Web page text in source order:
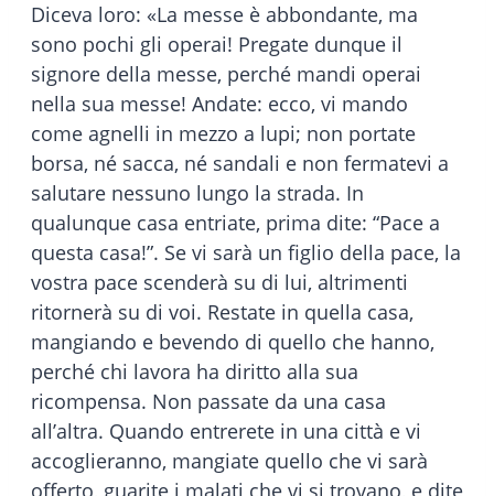
Diceva loro: «La messe è abbondante, ma
sono pochi gli operai! Pregate dunque il
signore della messe, perché mandi operai
nella sua messe! Andate: ecco, vi mando
come agnelli in mezzo a lupi; non portate
borsa, né sacca, né sandali e non fermatevi a
salutare nessuno lungo la strada. In
qualunque casa entriate, prima dite: “Pace a
questa casa!”. Se vi sarà un figlio della pace, la
vostra pace scenderà su di lui, altrimenti
ritornerà su di voi. Restate in quella casa,
mangiando e bevendo di quello che hanno,
perché chi lavora ha diritto alla sua
ricompensa. Non passate da una casa
all’altra. Quando entrerete in una città e vi
accoglieranno, mangiate quello che vi sarà
offerto, guarite i malati che vi si trovano, e dite